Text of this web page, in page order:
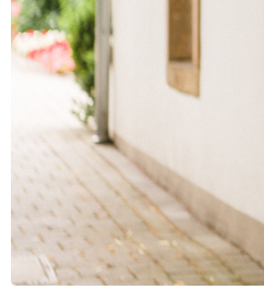
Sobre
Contato
Imprint